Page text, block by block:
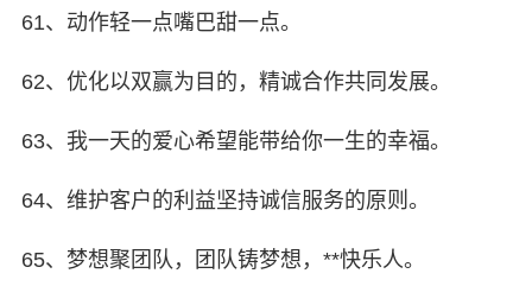
61、动作轻一点嘴巴甜一点。
62、优化以双赢为目的，精诚合作共同发展。
63、我一天的爱心希望能带给你一生的幸福。
64、维护客户的利益坚持诚信服务的原则。
65、梦想聚团队，团队铸梦想，**快乐人。